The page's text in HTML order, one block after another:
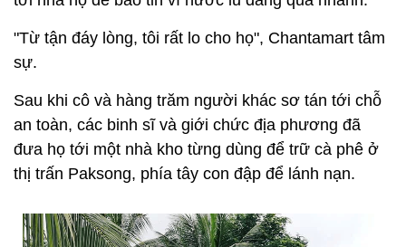
"Từ tận đáy lòng, tôi rất lo cho họ", Chantamart tâm
sự.
Sau khi cô và hàng trăm người khác sơ tán tới chỗ
an toàn, các binh sĩ và giới chức địa phương đã
đưa họ tới một nhà kho từng dùng để trữ cà phê ở
thị trấn Paksong, phía tây con đập để lánh nạn.